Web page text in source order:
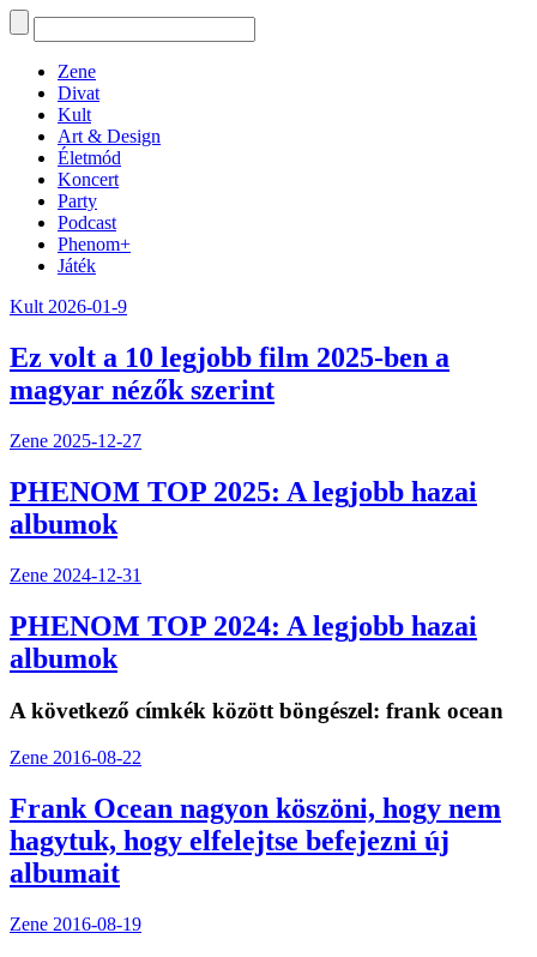
Zene
Divat
Kult
Art & Design
Életmód
Koncert
Party
Podcast
Phenom+
Játék
Kult 2026-01-9
Ez volt a 10 legjobb film 2025-ben a
magyar nézők szerint
Zene 2025-12-27
PHENOM TOP 2025: A legjobb hazai
albumok
Zene 2024-12-31
PHENOM TOP 2024: A legjobb hazai
albumok
A következő címkék között böngészel: frank ocean
Zene 2016-08-22
Frank Ocean nagyon köszöni, hogy nem
hagytuk, hogy elfelejtse befejezni új
albumait
Zene 2016-08-19